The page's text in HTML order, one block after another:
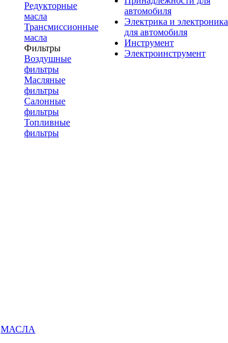
Редукторные
масла
Трансмиссионные
масла
Фильтры
Воздушные
фильтры
Масляные
фильтры
Салонные
фильтры
Топливные
фильтры
автомобиля
Электрика и электроника
для автомобиля
Инструмент
Электроинструмент
МАСЛА